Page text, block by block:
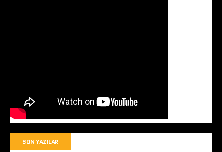
SON YAZILAR